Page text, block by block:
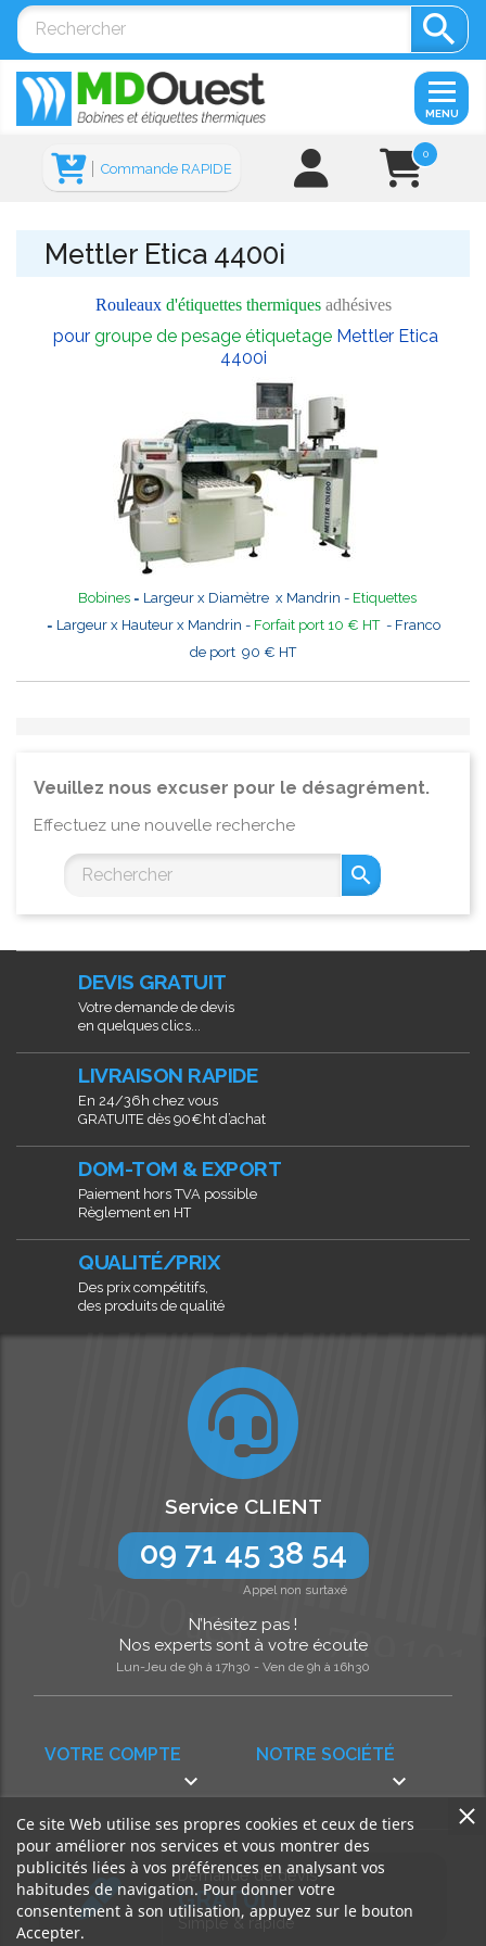

0
Commande RAPIDE
MENU
Mettler Etica 4400i
Rouleauxd'étiquettes thermiquesadhésives
pour groupe de pesage étiquetageMettler Etica
4400i
Bobines = Largeur x Diamètre x Mandrin - Etiquettes
= Largeur x Hauteur x Mandrin - Forfait port 10 € HT- Franco
de port 90 € HT
Veuillez nous excuser pour le désagrément.
Effectuez une nouvelle recherche

DEVIS GRATUIT
Votre demande de devis
en quelques clics...
LIVRAISON RAPIDE
En 24/36h chez vous
GRATUITE dès 90€ht d’achat
DOM-TOM & EXPORT
Paiement hors TVA possible
Règlement en HT
QUALITÉ/PRIX
Des prix compétitifs,
des produits de qualité
NOTRE SOCIÉTÉ

VOTRE COMPTE

Service CLIENT
09 71 45 38 54
Appel non surtaxé
N’hésitez pas !
Nos experts sont à votre écoute
Lun-Jeu de 9h à 17h30 - Ven de 9h à 16h30
Demande de devis
GRATUIT
Simple & rapide
Ce site Web utilise ses propres cookies et ceux de tiers
pour améliorer nos services et vous montrer des
publicités liées à vos préférences en analysant vos
habitudes de navigation. Pour donner votre
consentement à son utilisation, appuyez sur le bouton
Accepter.